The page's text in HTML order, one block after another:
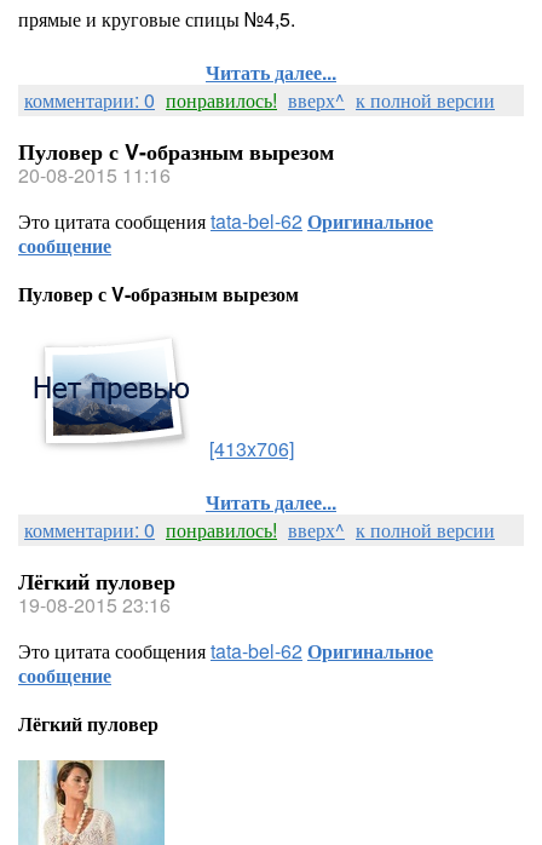
прямые и круговые спицы №4,5.
Читать далее...
комментарии: 0 понравилось! вверх^ к полной версии
Пуловер с V-образным вырезом
20-08-2015 11:16
Это цитата сообщенияtata-bel-62Оригинальное
сообщение
Пуловер с V-образным вырезом
[413x706]
Читать далее...
комментарии: 0 понравилось! вверх^ к полной версии
Лёгкий пуловер
19-08-2015 23:16
Это цитата сообщенияtata-bel-62Оригинальное
сообщение
Лёгкий пуловер